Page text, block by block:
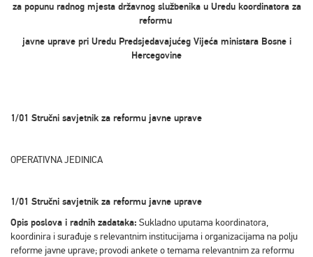
za popunu radnog mjesta državnog službenika u Uredu koordinatora za
reformu
javne uprave pri Uredu Predsjedavajućeg Vijeća ministara Bosne i
Hercegovine
1/01 Stručni savjetnik za reformu javne uprave
OPERATIVNA JEDINICA
1/01 Stručni savjetnik za reformu javne uprave
Opis poslova i radnih zadataka: Sukladno uputama koordinatora,
koordinira i surađuje s relevantnim institucijama i organizacijama na polju
reforme javne uprave; provodi ankete o temama relevantnim za reformu